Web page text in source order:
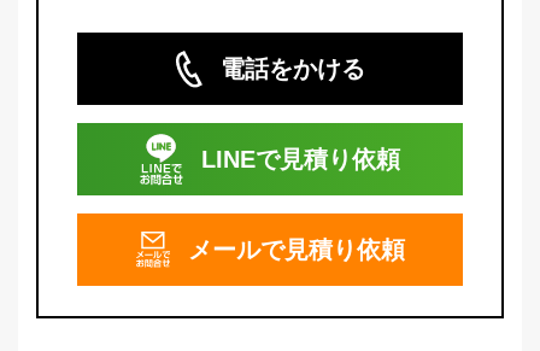
電話をかける
LINEで見積り依頼
メールで見積り依頼